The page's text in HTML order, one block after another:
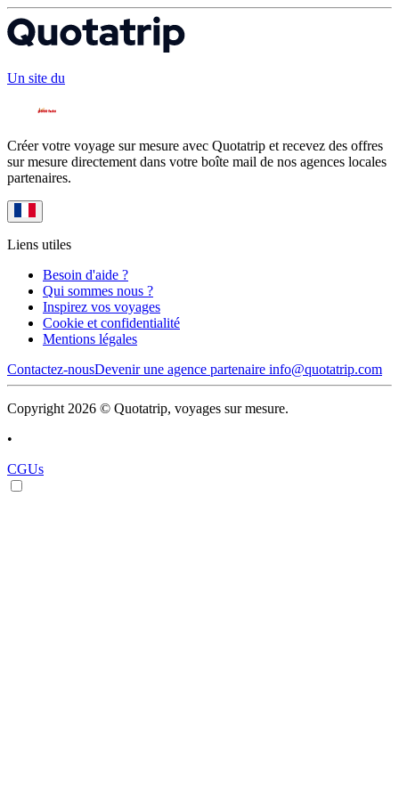
Un site du
Créer votre voyage sur mesure avec Quotatrip et recevez des offres
sur mesure directement dans votre boîte mail de nos agences locales
partenaires.
Liens utiles
Besoin d'aide ?
Qui sommes nous ?
Inspirez vos voyages
Cookie et confidentialité
Mentions légales
Contactez-nousDevenir une agence partenaire info@quotatrip.com
Copyright 2026 © Quotatrip, voyages sur mesure.
•
CGUs